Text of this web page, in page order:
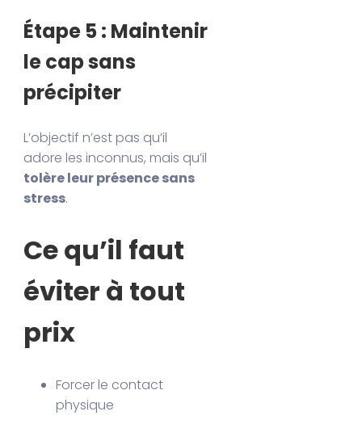
Étape 5 : Maintenir
le cap sans
précipiter
L’objectif n’est pas qu’il
adore les inconnus, mais qu’il
tolère leur présence sans
stress.
Ce qu’il faut
éviter à tout
prix
Forcer le contact
physique